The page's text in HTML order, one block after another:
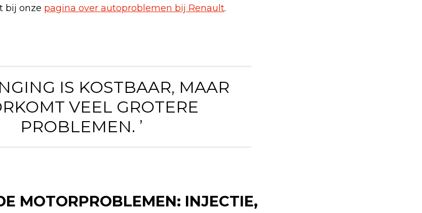
bij onze pagina over autoproblemen bij Renault.
IS KOSTBAAR, MAAR
VEEL GROTERE
PROBLEMEN. ’
MOTORPROBLEMEN: INJECTIE,